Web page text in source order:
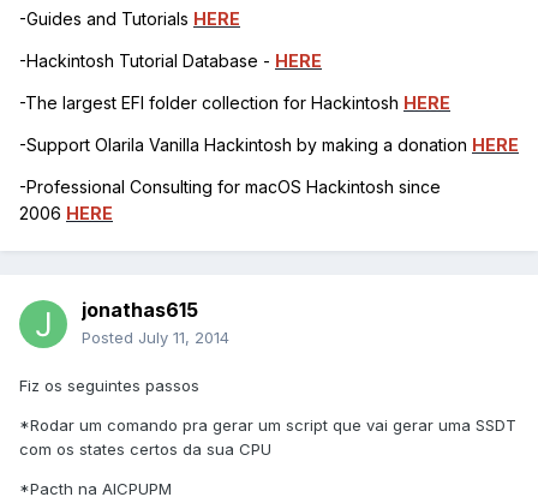
-Guides and Tutorials HERE
-Hackintosh Tutorial Database - HERE
-The largest EFI folder collection for Hackintosh HERE
-Support Olarila Vanilla Hackintosh by making a donation HERE
-Professional Consulting for macOS Hackintosh since
2006 HERE
jonathas615
Posted July 11, 2014
Fiz os seguintes passos
*Rodar um comando pra gerar um script que vai gerar uma SSDT
com os states certos da sua CPU
*Pacth na AICPUPM